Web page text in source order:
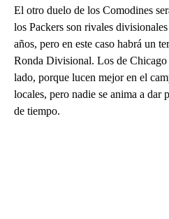
El otro duelo de los Comodines
los Packers son rivales
años, pero en este caso habrá un
Ronda Divisional. Los de
lado, porque lucen mejor en el
locales, pero nadie se anima a dar
de tiempo.